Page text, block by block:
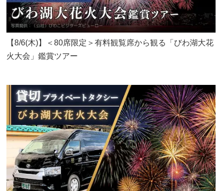
【8/6(木)】＜80席限定＞有料観覧席から観る「びわ湖大花
火大会」鑑賞ツアー